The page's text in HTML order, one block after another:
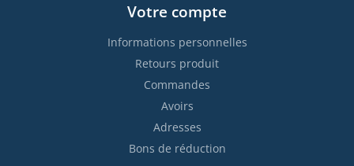
Votre compte
Informations personnelles
Retours produit
Commandes
Avoirs
Adresses
Bons de réduction